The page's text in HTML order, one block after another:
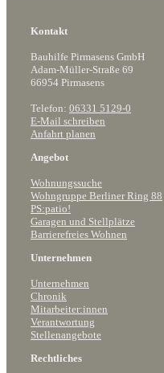
Kontakt
Bauhilfe Pirmasens GmbH
Adam-Müller-Straße 69
66954 Pirmasens
Telefon: 06331 5129-0
E-Mail schreiben
Anfahrt planen
Angebot
Wohnungssuche
Wohngruppe Berliner Ring 88
PS:patio!
Garagen und Stellplätze
Barrierefreies Wohnen
Unternehmen
Unternehmen
Chronik
Mitarbeiter:innen
Verantwortung
Stellenangebote
Rechtliches